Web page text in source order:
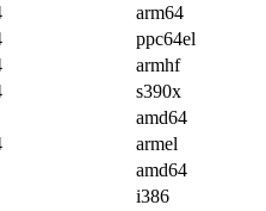
arm64
ppc64el
armhf
s390x
amd64
armel
amd64
i386